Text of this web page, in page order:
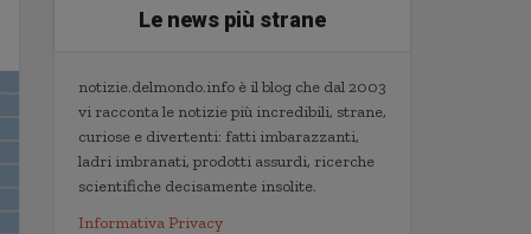
Le news più strane
notizie.delmondo.info è il blog che dal 2003
vi racconta le notizie più incredibili, strane,
curiose e divertenti: fatti imbarazzanti,
ladri imbranati, prodotti assurdi, ricerche
scientifiche decisamente insolite.
Informativa Privacy